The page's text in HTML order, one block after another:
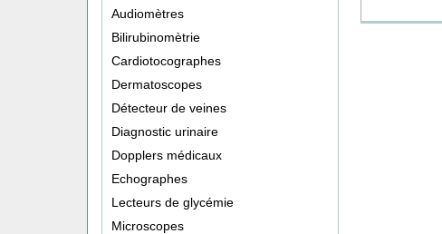
Audiomètres
Bilirubinomètrie
Cardiotocographes
Dermatoscopes
Détecteur de veines
Diagnostic urinaire
Dopplers médicaux
Echographes
Lecteurs de glycémie
Microscopes